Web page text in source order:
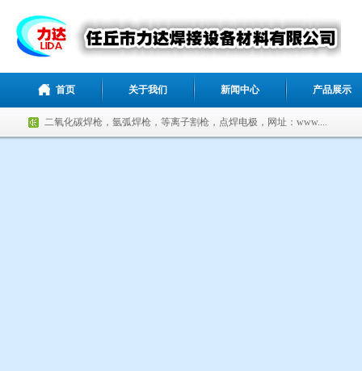
首页 关于我们 新闻中心 产品展示
二氧化碳焊枪，氩弧焊枪，等离子割枪，点焊电极，网址：www....